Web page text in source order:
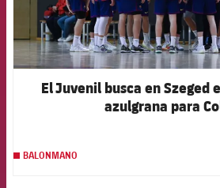
El Juvenil busca en
azulgrana para
BALONMANO